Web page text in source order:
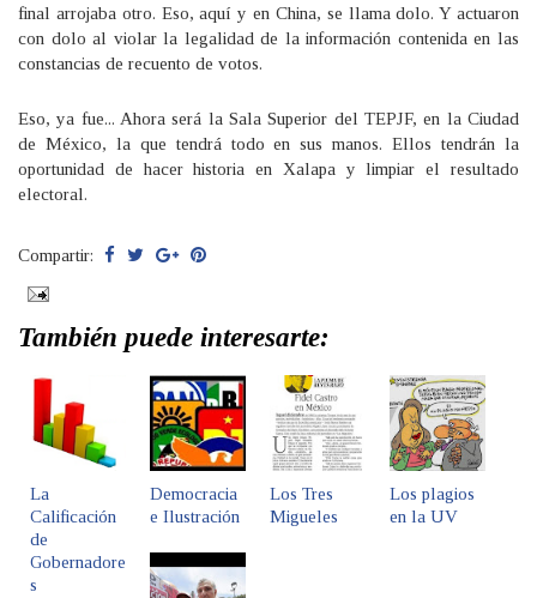
final arrojaba otro. Eso, aquí y en China, se llama dolo. Y actuaron
con dolo al violar la legalidad de la información contenida en las
constancias de recuento de votos.
Eso, ya fue... Ahora será la Sala Superior del TEPJF, en la Ciudad
de México, la que tendrá todo en sus manos. Ellos tendrán la
oportunidad de hacer historia en Xalapa y limpiar el resultado
electoral.
Compartir:
También puede interesarte:
La
Calificación
de
Gobernadore
s
Democracia
e Ilustración
Los Tres
Migueles
Los plagios
en la UV